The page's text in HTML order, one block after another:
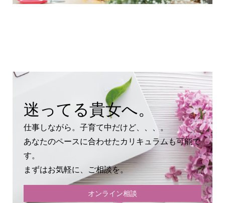
迷ってる貴女へ。
仕事しながら。子育て中だけど、、、。
あなたのペースに合わせたカリキュラムも可能で
す。
まずはお気軽に、ご相談を。
オンライン相談